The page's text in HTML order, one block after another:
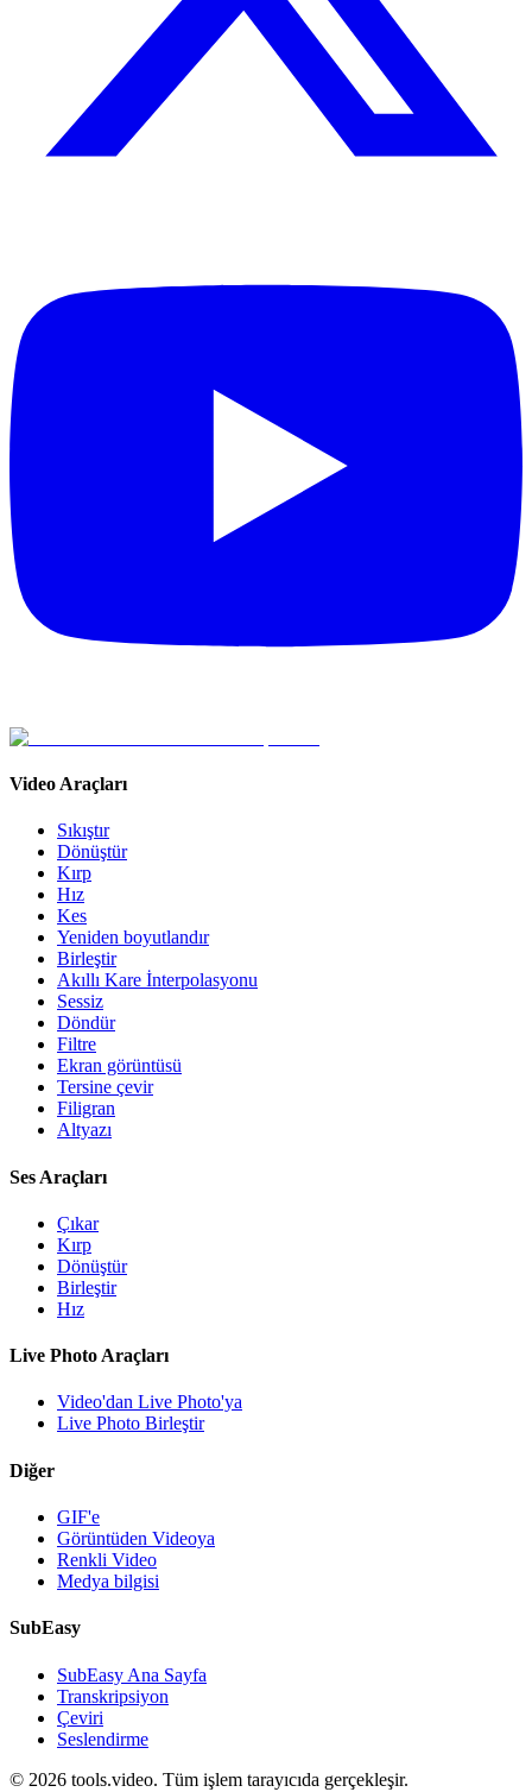
Video Araçları
Sıkıştır
Dönüştür
Kırp
Hız
Kes
Yeniden boyutlandır
Birleştir
Akıllı Kare İnterpolasyonu
Sessiz
Döndür
Filtre
Ekran görüntüsü
Tersine çevir
Filigran
Altyazı
Ses Araçları
Çıkar
Kırp
Dönüştür
Birleştir
Hız
Live Photo Araçları
Video'dan Live Photo'ya
Live Photo Birleştir
Diğer
GIF'e
Görüntüden Videoya
Renkli Video
Medya bilgisi
SubEasy
SubEasy Ana Sayfa
Transkripsiyon
Çeviri
Seslendirme
© 2026 tools.video. Tüm işlem tarayıcıda gerçekleşir.